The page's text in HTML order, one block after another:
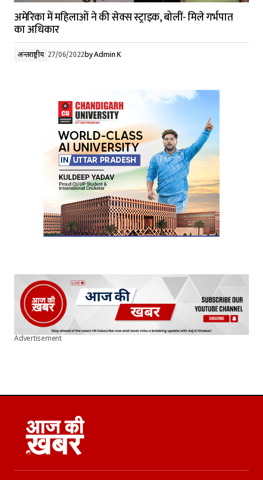
अमेरिका में महिलाओं ने की सेक्स स्ट्राइक, बोलीं- मिले गर्भपात
का अधिकार
अन्तर्राष्ट्रीय 27/06/2022byAdmin K
Advertisement